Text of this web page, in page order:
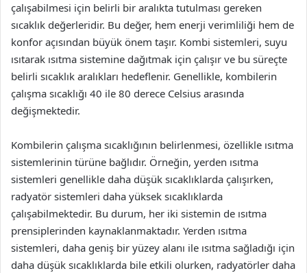
çalışabilmesi için belirli bir aralıkta tutulması gereken
sıcaklık değerleridir. Bu değer, hem enerji verimliliği hem de
konfor açısından büyük önem taşır. Kombi sistemleri, suyu
ısıtarak ısıtma sistemine dağıtmak için çalışır ve bu süreçte
belirli sıcaklık aralıkları hedeflenir. Genellikle, kombilerin
çalışma sıcaklığı 40 ile 80 derece Celsius arasında
değişmektedir.
Kombilerin çalışma sıcaklığının belirlenmesi, özellikle ısıtma
sistemlerinin türüne bağlıdır. Örneğin, yerden ısıtma
sistemleri genellikle daha düşük sıcaklıklarda çalışırken,
radyatör sistemleri daha yüksek sıcaklıklarda
çalışabilmektedir. Bu durum, her iki sistemin de ısıtma
prensiplerinden kaynaklanmaktadır. Yerden ısıtma
sistemleri, daha geniş bir yüzey alanı ile ısıtma sağladığı için
daha düşük sıcaklıklarda bile etkili olurken, radyatörler daha